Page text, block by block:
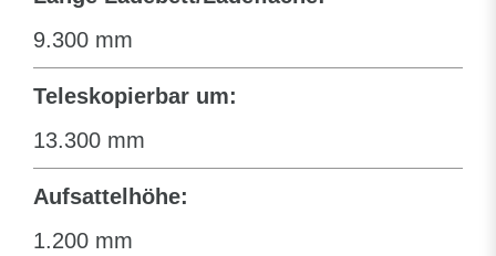
9.300 mm
Teleskopierbar um:
13.300 mm
Aufsattelhöhe:
1.200 mm